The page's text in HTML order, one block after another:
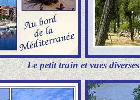
Le petit train et vues diverses